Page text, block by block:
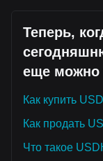
Теперь,
еще можно
Как купить
Как продать
Что такое